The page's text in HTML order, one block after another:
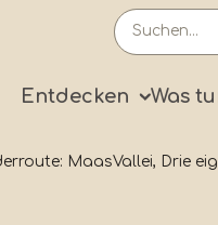
Primary
Entdecken Was
MaasVallei, Drie